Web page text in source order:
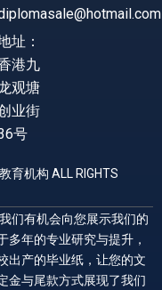
址：
港九
观塘
业街
号
育机构 ALL RIGHTS
们有机会向您展示我们的
多年的专业研究与提升，
出产的毕业纸，让您的文
金与尾款方式展现了我们